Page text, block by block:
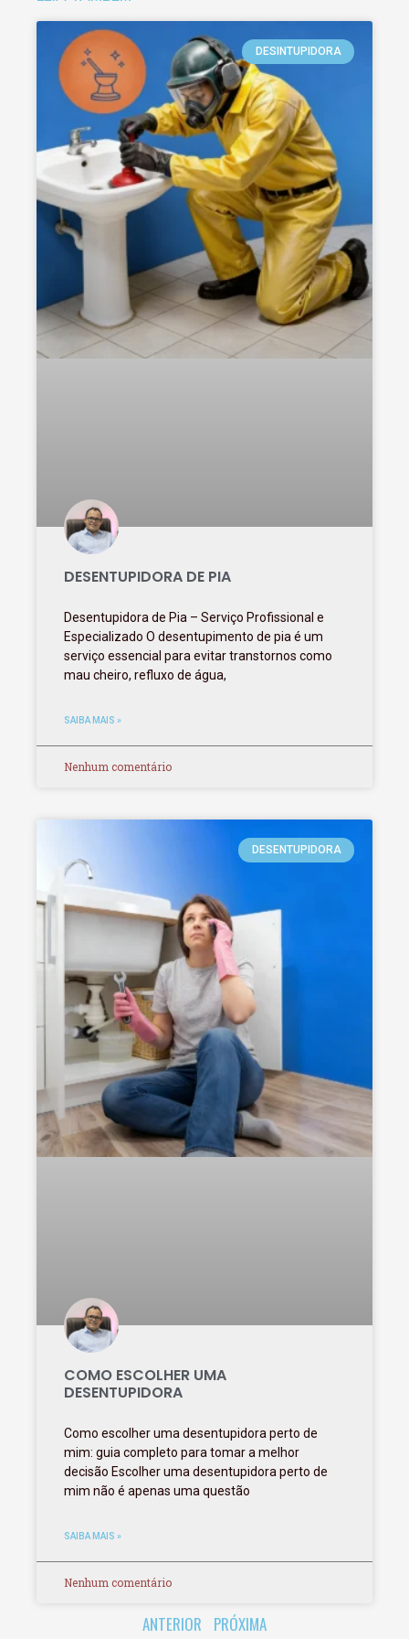
DESINTUPIDORA
DESENTUPIDORA DE PIA
Desentupidora de Pia – Serviço Profissional e
Especializado O desentupimento de pia é um
serviço essencial para evitar transtornos como
mau cheiro, refluxo de água,
SAIBA MAIS »
Nenhum comentário
DESENTUPIDORA
COMO ESCOLHER UMA
DESENTUPIDORA
Como escolher uma desentupidora perto de
mim: guia completo para tomar a melhor
decisão Escolher uma desentupidora perto de
mim não é apenas uma questão
SAIBA MAIS »
Nenhum comentário
ANTERIOR PRÓXIMA